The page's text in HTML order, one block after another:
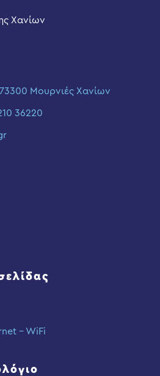
Χανίων
Μουρνιές Χανίων
36220
– WiFi